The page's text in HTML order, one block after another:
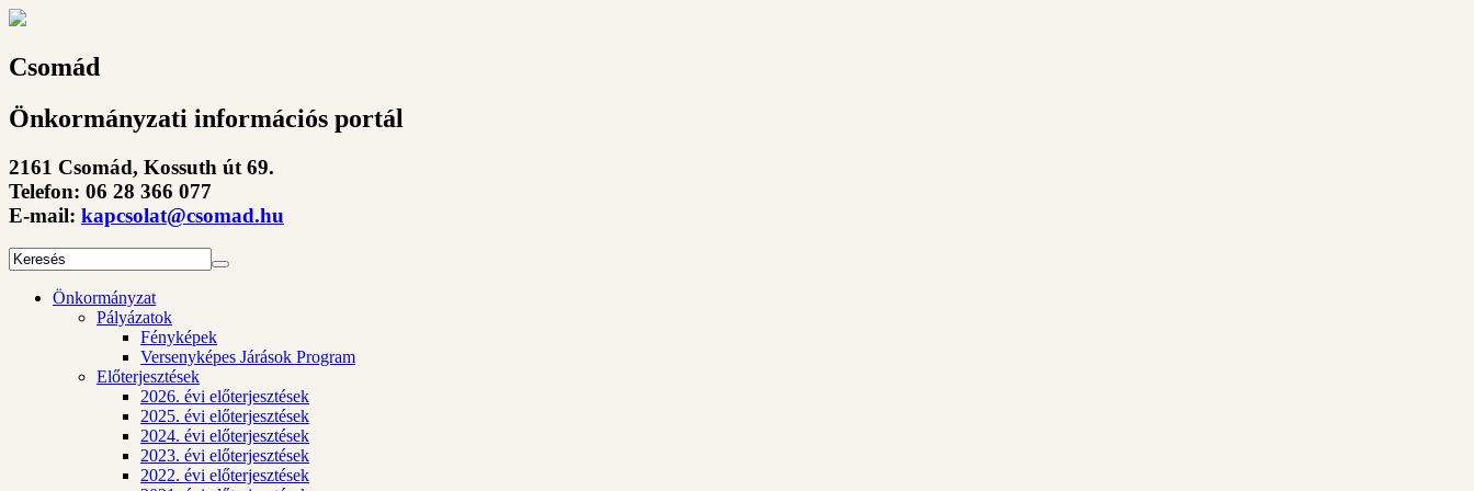
Csomád
Önkormányzati információs portál
2161 Csomád, Kossuth út 69.
Telefon: 06 28 366 077
E-mail: kapcsolat@csomad.hu
Önkormányzat
Pályázatok
Fényképek
Versenyképes Járások Program
Előterjesztések
2026. évi előterjesztések
2025. évi előterjesztések
2024. évi előterjesztések
2023. évi előterjesztések
2022. évi előterjesztések